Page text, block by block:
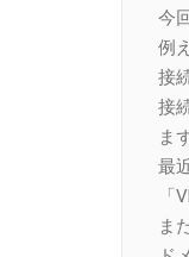
今
例
接
接
ま
最
ま